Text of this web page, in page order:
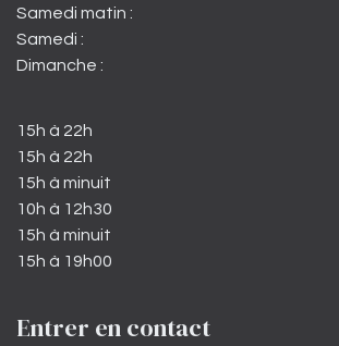
Samedi matin :
Samedi :
Dimanche :
15h à 22h
15h à 22h
15h à minuit
10h à 12h30
15h à minuit
15h à 19h00
Entrer en contact